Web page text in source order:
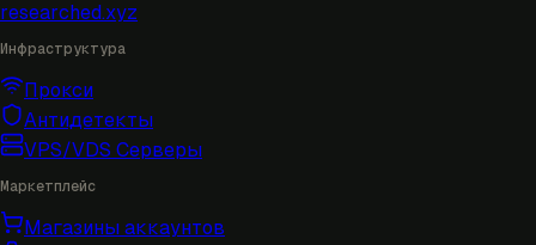
researched.xyz
Инфраструктура
Прокси
Антидетекты
VPS/VDS Серверы
Маркетплейс
Магазины аккаунтов